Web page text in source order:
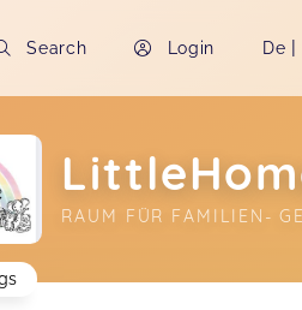
Search Login De |
RAUM FÜR FAMILIEN-
learn more about me here...